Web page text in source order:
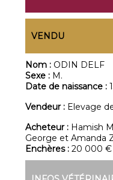
VENDU
Nom : ODIN DELF
Sexe : M.
Date de naissance :
Vendeur : Elevage
Acheteur : Hamish
George et Amanda
Enchères :20 000 €